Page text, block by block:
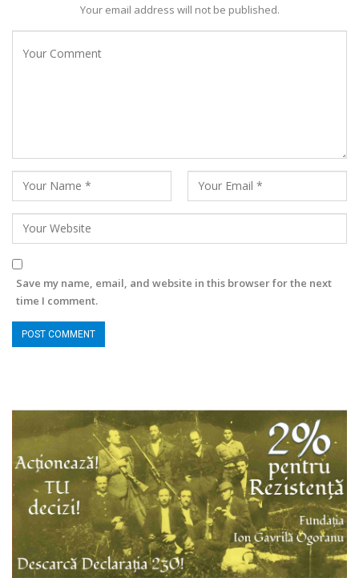
Your email address will not be published.
Save my name, email, and website in this browser for the next
time I comment.